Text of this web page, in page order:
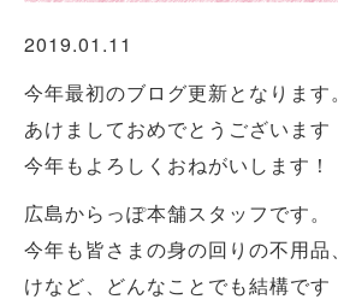
2019.01.11
今年最初のブログ更新となります。
あけましておめでとうございます
今年もよろしくおねがいします！
広島からっぽ本舗スタッフです。
今年も皆さまの身の回りの不用
けなど、どんなことでも結構です